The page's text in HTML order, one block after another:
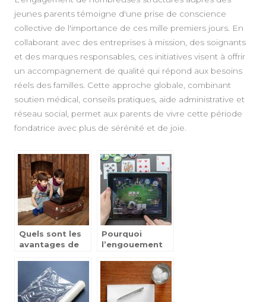
jeunes parents témoigne d'une prise de conscience
collective de l'importance de ces mille premiers jours. En
collaborant avec des entreprises à mission, des soignants
et des marques responsables, ces initiatives visent à offrir
un accompagnement de qualité qui répond aux besoins
réels des familles. Cette approche globale, combinant
soutien médical, conseils pratiques, aide administrative et
réseau social, permet aux parents de vivre cette période
fondatrice avec plus de sérénité et de joie.
Quels sont les
avantages de
videos ?
Pourquoi
l’engouement
ligne n’est pas
pret de
s’eteindre.